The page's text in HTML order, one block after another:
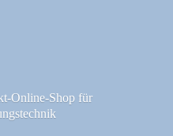
Online-Shop für